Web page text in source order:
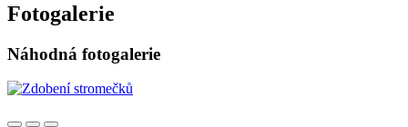
Fotogalerie
Náhodná fotogalerie